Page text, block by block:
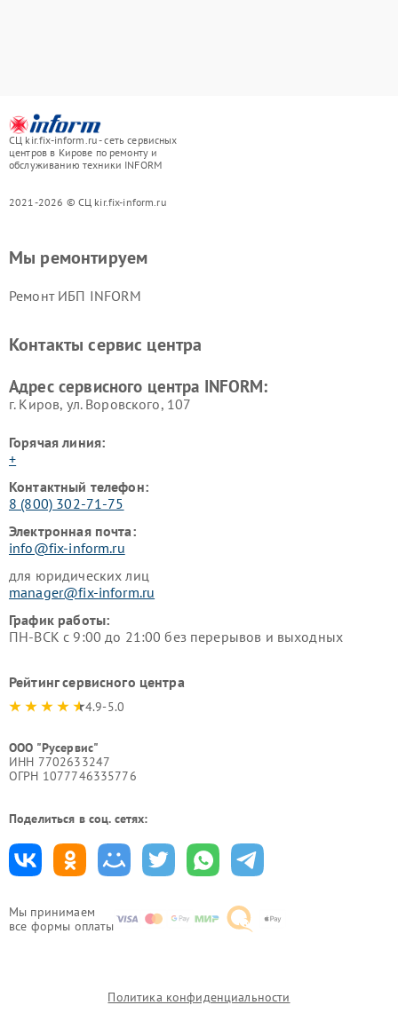
СЦ kir.fix-inform.ru - сеть сервисных
центров в Кирове по ремонту и
обслуживанию техники INFORM
2021-2026 © СЦ kir.fix-inform.ru
Мы принимаем
все формы оплаты
Мы ремонтируем
Ремонт ИБП INFORM
Контакты сервис центра
Адрес сервисного центра INFORM:
г. Киров, ул. Воровского, 107
Горячая линия:
+
Контактный телефон:
8 (800) 302-71-75
Электронная почта:
info@fix-inform.ru
для юридических лиц
manager@fix-inform.ru
График работы:
ПН-ВСК с 9:00 до 21:00 без перерывов и выходных
Рейтинг сервисного центра
4.9-5.0
ООО "Русервис"
ИНН 7702633247
ОГРН 1077746335776
Поделиться в соц. сетях:
Политика конфиденциальности